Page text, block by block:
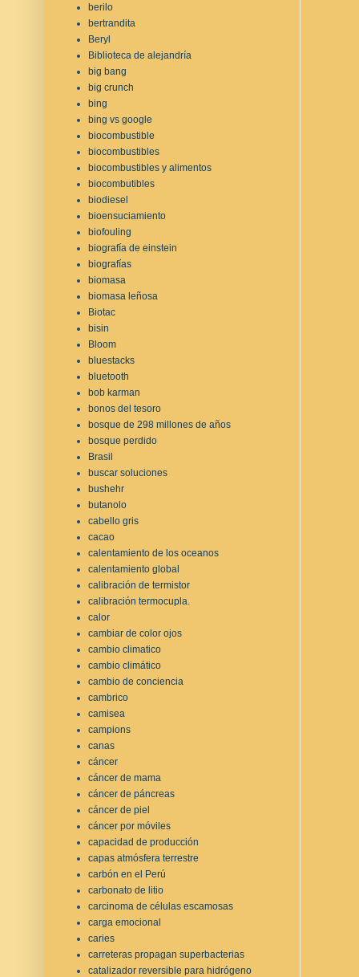
berilo
bertrandita
Beryl
Biblioteca de alejandría
big bang
big crunch
bing
bing vs google
biocombustible
biocombustibles
biocombustibles y alimentos
biocombutibles
biodiesel
bioensuciamiento
biofouling
biografía de einstein
biografías
biomasa
biomasa leñosa
Biotac
bisin
Bloom
bluestacks
bluetooth
bob karman
bonos del tesoro
bosque de 298 millones de años
bosque perdido
Brasil
buscar soluciones
bushehr
butanolo
cabello gris
cacao
calentamiento de los oceanos
calentamiento global
calibración de termistor
calibración termocupla.
calor
cambiar de color ojos
cambio climatico
cambio climático
cambio de conciencia
cambrico
camisea
campions
canas
cáncer
cáncer de mama
cáncer de páncreas
cáncer de piel
cáncer por móviles
capacidad de producción
capas atmósfera terrestre
carbón en el Perú
carbonato de litio
carcinoma de células escamosas
carga emocional
caries
carreteras propagan superbacterias
catalizador reversible para hidrógeno